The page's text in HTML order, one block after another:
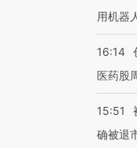
用机器
16:14
医药股
15:51
确被退